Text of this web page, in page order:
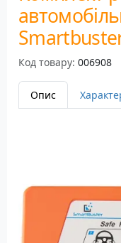
Код товару: 006908
Опис